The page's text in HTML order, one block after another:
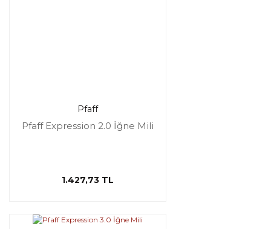
Pfaff
Pfaff Expression 2.0 İğne Mili
1.427,73 TL